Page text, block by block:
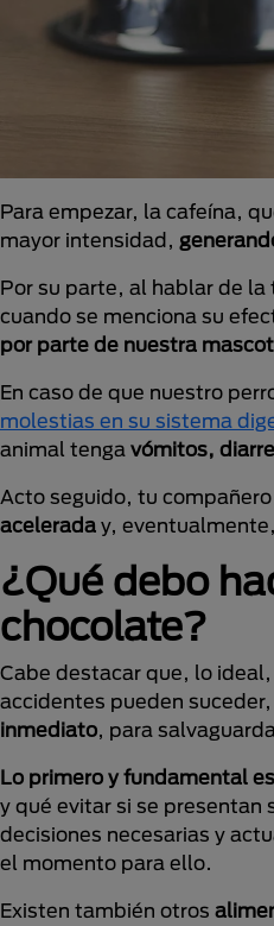
Para empezar, la cafeína,
mayor intensidad,
Por su parte, al hablar de
cuando se menciona su
por parte de nuestra
En caso de que nuestro
molestias en su sistema
animal tenga vómitos,
Acto seguido, tu
acelerada y,
¿Qué debo
chocolate?
Cabe destacar que, lo ideal,
accidentes pueden
inmediato, para
Lo primero y fundamental es
y qué evitar si se presentan
decisiones necesarias y
el momento para ello.
Existen también otros